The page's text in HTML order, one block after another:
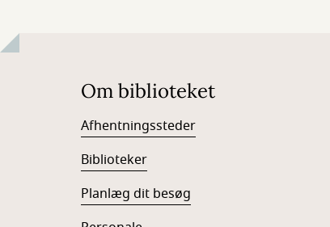
Om biblioteket
Afhentningssteder
Biblioteker
Planlæg dit besøg